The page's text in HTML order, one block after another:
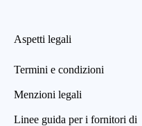
Aspetti legali
Termini e condizioni
Menzioni legali
Linee guida per i fornitori di